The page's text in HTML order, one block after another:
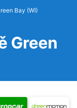
Bay (WI)
Green